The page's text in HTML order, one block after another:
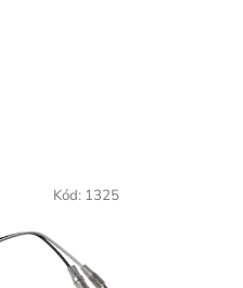
Kód: 1325